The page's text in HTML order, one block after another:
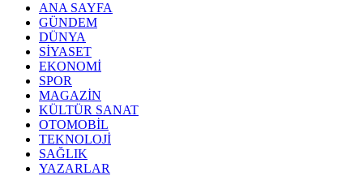
ANA SAYFA
GÜNDEM
DÜNYA
SİYASET
EKONOMİ
SPOR
MAGAZİN
KÜLTÜR SANAT
OTOMOBİL
TEKNOLOJİ
SAĞLIK
YAZARLAR